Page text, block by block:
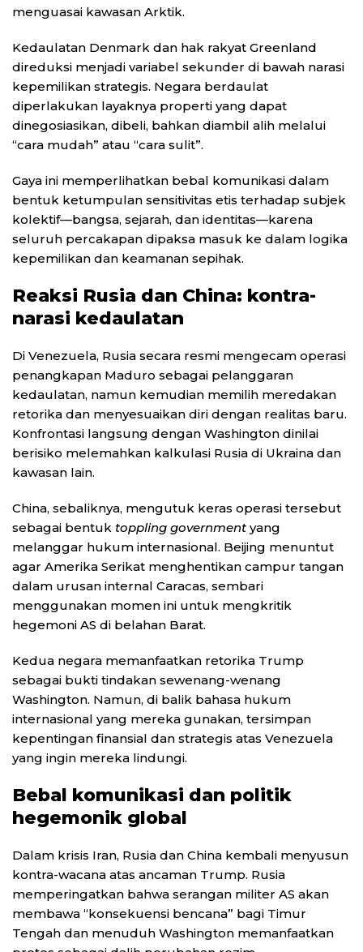
menguasai kawasan Arktik.
Kedaulatan Denmark dan hak rakyat Greenland
direduksi menjadi variabel sekunder di bawah narasi
kepemilikan strategis. Negara berdaulat
diperlakukan layaknya properti yang dapat
dinegosiasikan, dibeli, bahkan diambil alih melalui
“cara mudah” atau “cara sulit”.
Gaya ini memperlihatkan bebal komunikasi dalam
bentuk ketumpulan sensitivitas etis terhadap subjek
kolektif—bangsa, sejarah, dan identitas—karena
seluruh percakapan dipaksa masuk ke dalam logika
kepemilikan dan keamanan sepihak.
Reaksi Rusia dan China: kontra-
narasi kedaulatan
Di Venezuela, Rusia secara resmi mengecam operasi
penangkapan Maduro sebagai pelanggaran
kedaulatan, namun kemudian memilih meredakan
retorika dan menyesuaikan diri dengan realitas baru.
Konfrontasi langsung dengan Washington dinilai
berisiko melemahkan kalkulasi Rusia di Ukraina dan
kawasan lain.
China, sebaliknya, mengutuk keras operasi tersebut
sebagai bentuk toppling government yang
melanggar hukum internasional. Beijing menuntut
agar Amerika Serikat menghentikan campur tangan
dalam urusan internal Caracas, sembari
menggunakan momen ini untuk mengkritik
hegemoni AS di belahan Barat.
Kedua negara memanfaatkan retorika Trump
sebagai bukti tindakan sewenang-wenang
Washington. Namun, di balik bahasa hukum
internasional yang mereka gunakan, tersimpan
kepentingan finansial dan strategis atas Venezuela
yang ingin mereka lindungi.
Bebal komunikasi dan politik
hegemonik global
Dalam krisis Iran, Rusia dan China kembali menyusun
kontra-wacana atas ancaman Trump. Rusia
memperingatkan bahwa serangan militer AS akan
membawa “konsekuensi bencana” bagi Timur
Tengah dan menuduh Washington memanfaatkan